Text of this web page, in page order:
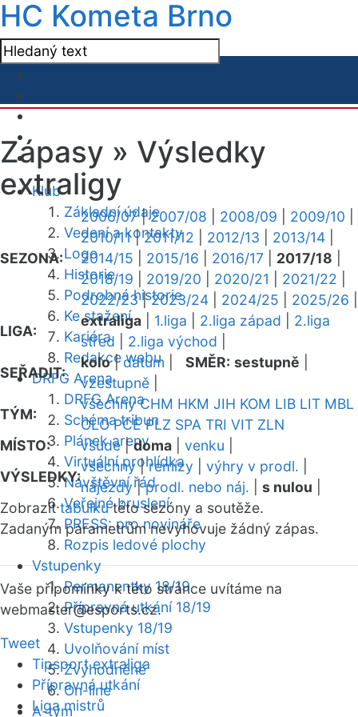
HC Kometa Brno
Klub
Základní údaje
Vedení a kontakty
Logo
Historie
Podrobná historie
Ke stažení
Kariéra
Redakce webu
DRFG Arena
DRFG Arena
Schéma tribun
Plánek areny
Virtuální prohlídka
Návštěvní řád
Veřejné bruslení
PRESS: pro novináře
Rozpis ledové plochy
Vstupenky
Permanentky 18/19
Přípravná utkání 18/19
Vstupenky 18/19
Uvolňování míst
Zvýhodněné
On-line
A-tým
Zápasy » Výsledky
extraligy
SEZONA:
2006/07|2007/08 2008/09 2009/10
2010/11|2011/12 2012/13 2013/14
2014/15
2015/16 2016/17 2017/18
2018/19
2019/20 2020/21 2021/22
2022/23|2023/24 2024/25 2025/26
LIGA:
extraliga 1.liga 2.liga západ
2.liga
střed
2.liga východ
SEŘADIT:
kolo|datum SMĚR: sestupně
vzestupně
TÝM:
všechny CHM HKM JIH KOM LIB LIT MBL
OLO PCE PLZ SPA TRI VIT ZLN
MÍSTO:
všude|doma venku
VÝSLEDKY:
všechny|remízy výhry v prodl.
nájezdy|prodl. nebo náj. s nulou
Zobrazittabulkutéto sezóny a soutěže.
Zadaným parametrům nevyhovuje žádný zápas.
Vaše připomínky k této stránce uvítáme na
webmaster@esports.cz.
Tweet
Tipsport extraliga
Přípravná utkání
Liga mistrů